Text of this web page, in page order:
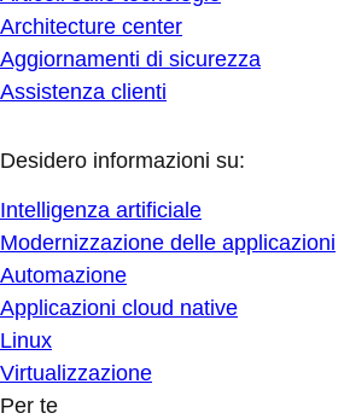
Architecture center
Aggiornamenti di sicurezza
Assistenza clienti
Desidero informazioni su:
Intelligenza artificiale
Modernizzazione delle applicazioni
Automazione
Applicazioni cloud native
Linux
Virtualizzazione
Per te